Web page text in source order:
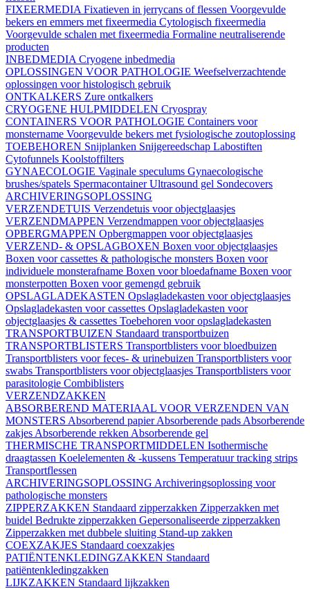
FIXEERMEDIA Fixatieven in jerrycans of flessen Voorgevulde
bekers en emmers met fixeermedia Cytologisch fixeermedia
Voorgevulde schalen met fixeermedia Formaline neutraliserende
producten
INBEDMEDIA Cryogene inbedmedia
OPLOSSINGEN VOOR PATHOLOGIE Weefselverzachtende
oplossingen voor histologisch gebruik
ONTKALKERS Zure ontkalkers
CRYOGENE HULPMIDDELEN Cryospray
CONTAINERS VOOR PATHOLOGIE Containers voor
monstername Voorgevulde bekers met fysiologische zoutoplossing
TOEBEHOREN Snijplanken Snijgereedschap Labostiften
Cytofunnels Koolstoffilters
GYNAECOLOGIE Vaginale speculums Gynaecologische
brushes/spatels SpermacontainerUltrasound gel Sondecovers
ARCHIVERINGSOPLOSSING
VERZENDETUIS Verzendetuis voor objectglaasjes
VERZENDMAPPEN Verzendmappen voor objectglaasjes
OPBERGMAPPEN Opbergmappen voor objectglaasjes
VERZEND- & OPSLAGBOXEN Boxen voor objectglaasjes
Boxen voor cassettes & pathologische monsters Boxen voor
individuele monsterafname Boxen voor bloedafname Boxen voor
monsterpotten Boxen voor gemengd gebruik
OPSLAGLADEKASTEN Opslagladekasten voor objectglaasjes
Opslagladekasten voor cassettes Opslagladekasten voor
objectglaasjes & cassettes Toebehoren voor opslagladekasten
TRANSPORTBUIZEN Standaard transportbuizen
TRANSPORTBLISTERS Transportblisters voor bloedbuizen
Transportblisters voor feces- & urinebuizen Transportblisters voor
swabs Transportblisters voor objectglaasjes Transportblisters voor
parasitologie Combiblisters
VERZENDZAKKEN
ABSORBEREND MATERIAAL VOOR VERZENDEN VAN
MONSTERS Absorberend papierAbsorberende pads Absorberende
zakjes Absorberende rekken Absorberende gel
THERMISCHE TRANSPORTMIDDELEN Isothermische
draagtassen Koelelementen & -kussens Temperatuur tracking strips
Transportflessen
ARCHIVERINGSOPLOSSING Archiveringsoplossing voor
pathologische monsters
ZIPPERZAKKEN Standaard zipperzakken Zipperzakken met
buidel Bedrukte zipperzakken Gepersonaliseerde zipperzakken
Zipperzakken met dubbele sluiting Stand-up zakken
COEXZAKJES Standaard coexzakjes
PATIËNTENKLEDINGZAKKEN Standaard
patiëntenkledingzakken
LIJKZAKKEN Standaard lijkzakken